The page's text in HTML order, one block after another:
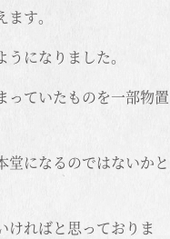
す。
になりました。
っていたものを一部物置
になるのではないかと
ければと思っておりま